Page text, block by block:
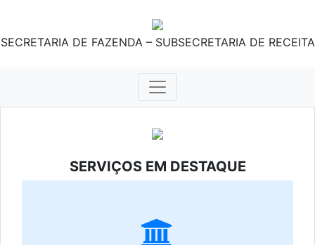
SECRETARIA DE FAZENDA – SUBSECRETARIA DE RECEITA
SERVIÇOS EM DESTAQUE